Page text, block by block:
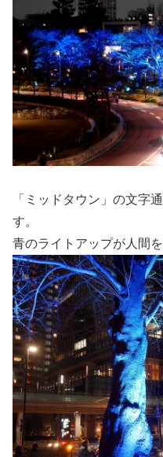
「ミッドタウン」の文字
す。
青のライトアップが人間